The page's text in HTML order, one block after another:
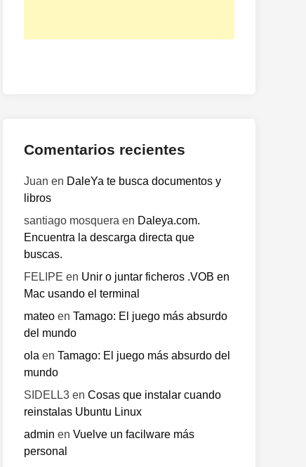
Comentarios recientes
Juan en DaleYa te busca documentos y
libros
santiago mosquera en Daleya.com.
Encuentra la descarga directa que
buscas.
FELIPE en Unir o juntar ficheros .VOB en
Mac usando el terminal
mateo en Tamago: El juego más absurdo
del mundo
ola en Tamago: El juego más absurdo del
mundo
SIDELL3 en Cosas que instalar cuando
reinstalas Ubuntu Linux
admin en Vuelve un facilware más
personal